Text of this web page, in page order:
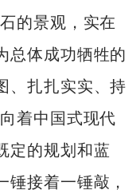
的景观，实在
总体成功牺牲的
、扎扎实实、持
着中国式现代
定的规划和蓝
锤接着一锤敲，